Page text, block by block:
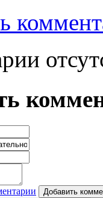
Добавить